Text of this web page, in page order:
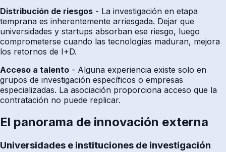
Distribución de riesgos - La investigación en etapa
temprana es inherentemente arriesgada. Dejar que
universidades y startups absorban ese riesgo, luego
comprometerse cuando las tecnologías maduran, mejora
los retornos de I+D.
Acceso a talento - Alguna experiencia existe solo en
grupos de investigación específicos o empresas
especializadas. La asociación proporciona acceso que la
contratación no puede replicar.
El panorama de innovación externa
Universidades e instituciones de investigación